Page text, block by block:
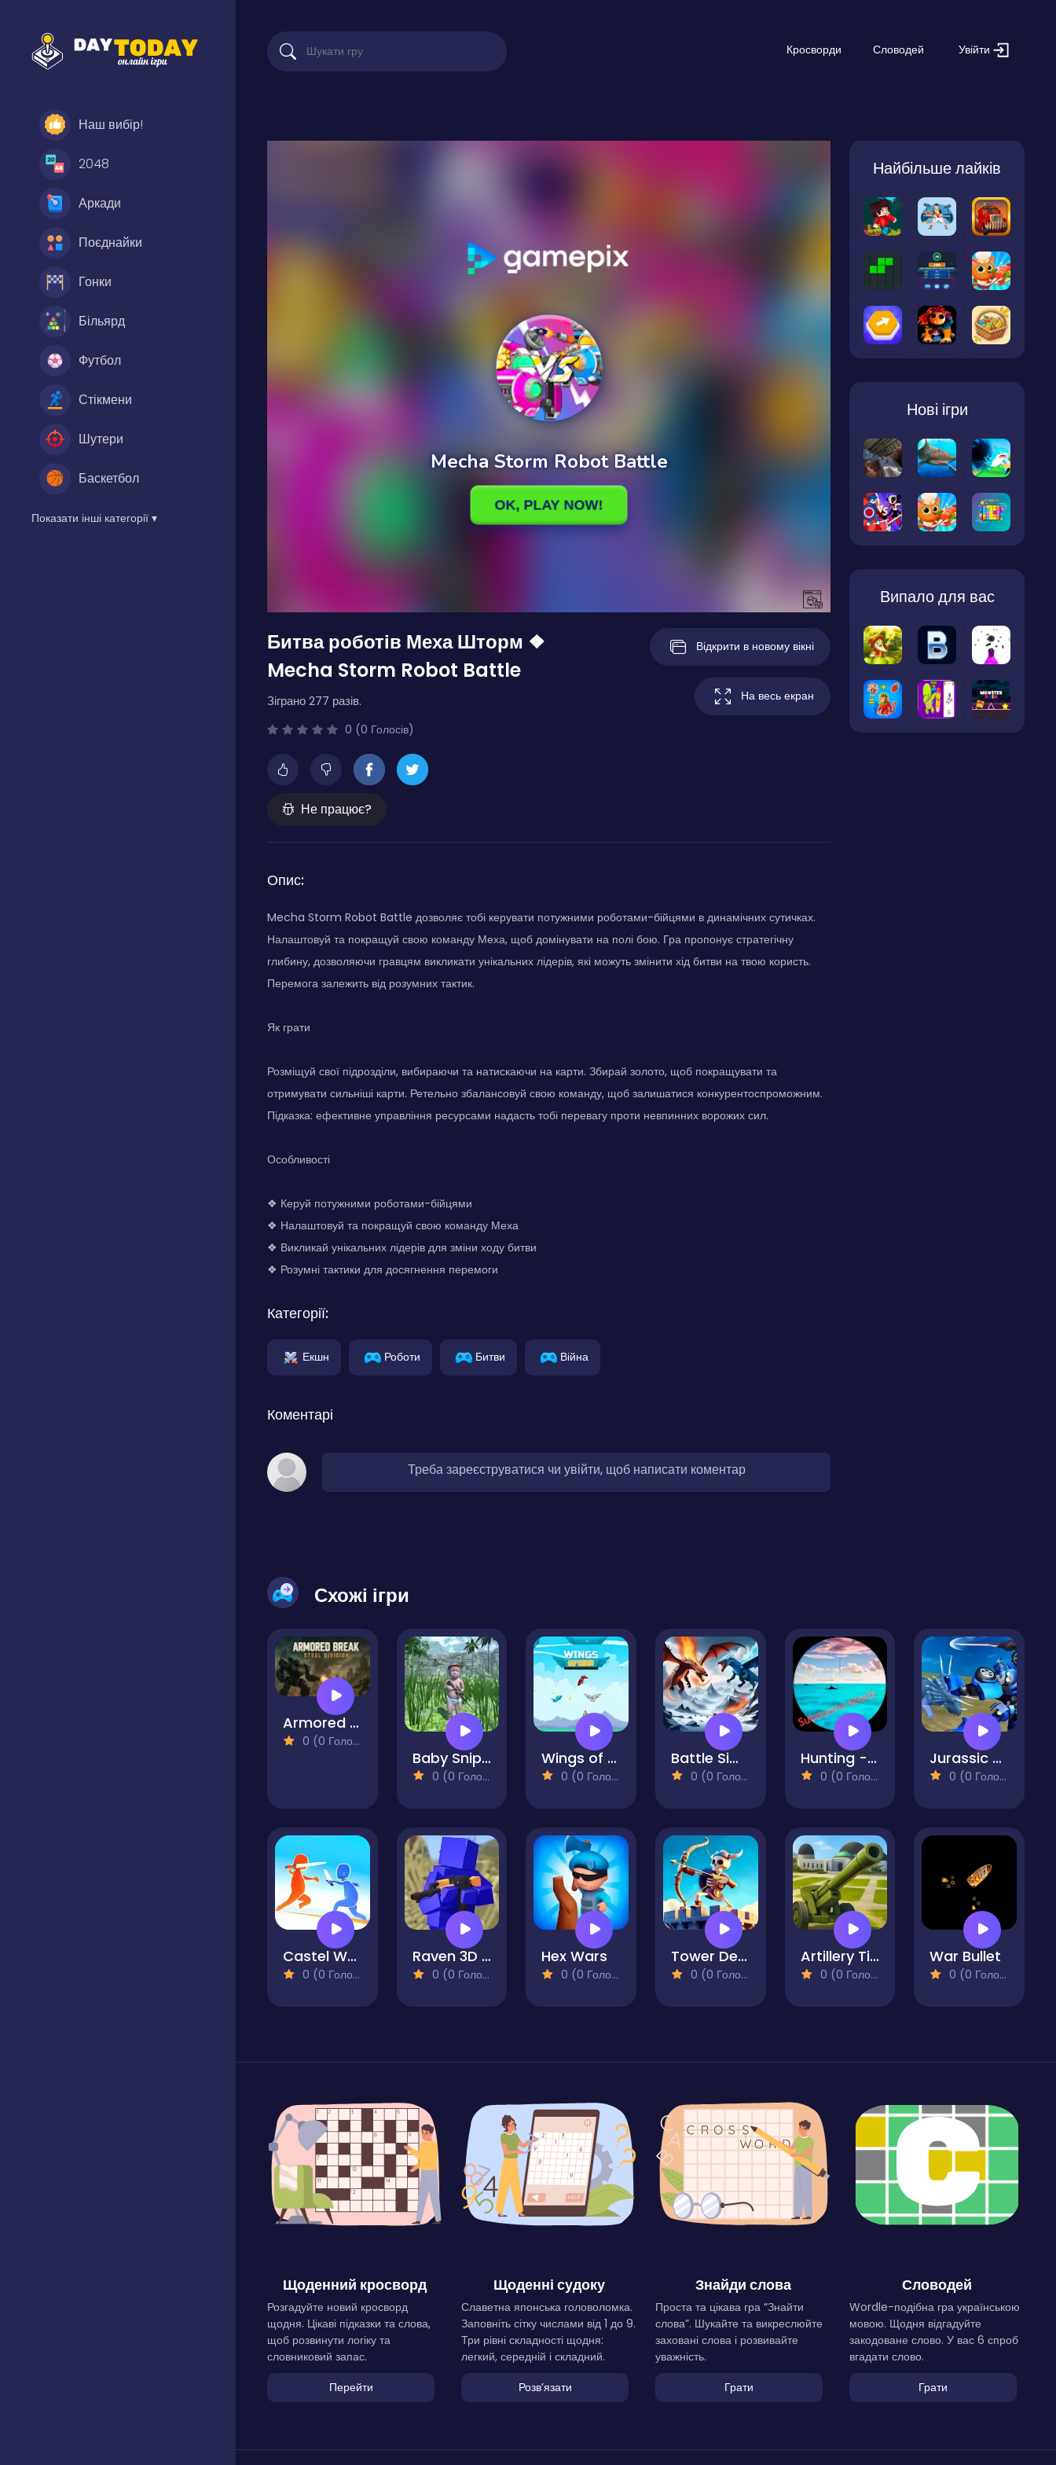
Наш вибір!
2048
Аркади
Поєднайки
Гонки
Більярд
Футбол
Стікмени
Шутери
Баскетбол
Показати інші категорії ▾
Кросворди Словодей Увійти
Битва роботів Меха Шторм ❖
Mecha Storm Robot Battle
Зіграно 277 разів.
0 (0 Голосів)
Не працює?
Відкрити в новому вікні
На весь екран
Опис:
Mecha Storm Robot Battle дозволяє тобі керувати потужними роботами-бійцями в динамічних сутичках.
Налаштовуй та покращуй свою команду Меха, щоб домінувати на полі бою. Гра пропонує стратегічну
глибину, дозволяючи гравцям викликати унікальних лідерів, які можуть змінити хід битви на твою користь.
Перемога залежить від розумних тактик.
Як грати
Розміщуй свої підрозділи, вибираючи та натискаючи на карти. Збирай золото, щоб покращувати та
отримувати сильніші карти. Ретельно збалансовуй свою команду, щоб залишатися конкурентоспроможним.
Підказка: ефективне управління ресурсами надасть тобі перевагу проти невпинних ворожих сил.
Особливості
❖ Керуй потужними роботами-бійцями
❖ Налаштовуй та покращуй свою команду Меха
❖ Викликай унікальних лідерів для зміни ходу битви
❖ Розумні тактики для досягнення перемоги
Категорії:
Екшн Роботи Битви Війна
Коментарі
Треба зареєструватися чи увійти, щоб написати коментар
Найбільше лайків
Нові ігри
Випало для вас
Схожі ігри
Armored Break: Steel Division
0 (0 Голосів)
Baby Sniper In Vietnam
0 (0 Голосів)
Wings of War
0 (0 Голосів)
Battle Simulator - Sandbox
0 (0 Голосів)
Hunting - Submarine Attack
0 (0 Голосів)
Jurassic Dinosaur Mech Battle
0 (0 Голосів)
Castel War 3D
0 (0 Голосів)
Raven 3D - Front Line
0 (0 Голосів)
Hex Wars
0 (0 Голосів)
Tower Defenders
0 (0 Голосів)
Artillery Time
0 (0 Голосів)
War Bullet
0 (0 Голосів)
Щоденний кросворд
Розгадуйте новий кросворд
щодня. Цікаві підказки та слова,
щоб розвинути логіку та
словниковий запас.
Перейти
Щоденні судоку
Славетна японська головоломка.
Заповніть сітку числами від 1 до 9.
Три рівні складності щодня:
легкий, середній і складний.
Розвʼязати
Знайди слова
Проста та цікава гра “Знайти
слова”. Шукайте та викреслюйте
заховані слова і розвивайте
уважність.
Грати
Словодей
Wordle-подібна гра українською
мовою. Щодня відгадуйте
закодоване слово. У вас 6 спроб
вгадати слово.
Грати